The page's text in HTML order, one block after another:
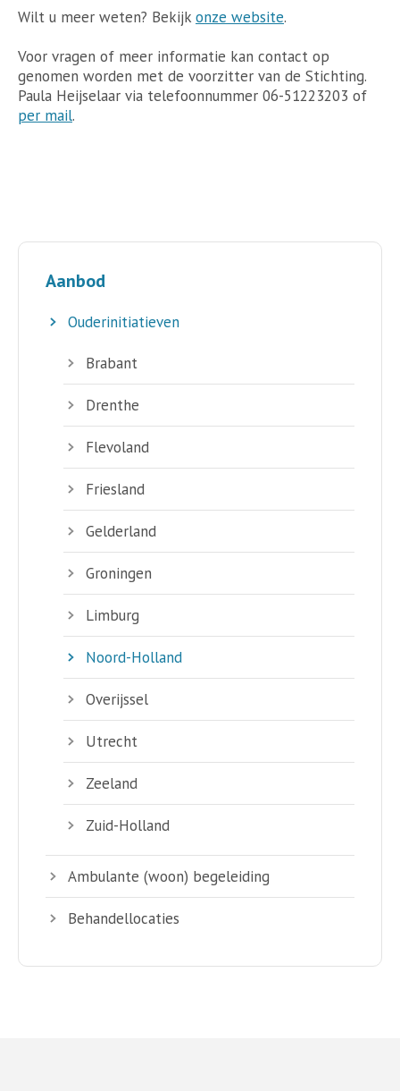
Aanbod
Ouderinitiatieven
Brabant
Drenthe
Flevoland
Friesland
Gelderland
Groningen
Limburg
Noord-Holland
Overijssel
Utrecht
Zeeland
Zuid-Holland
Ambulante (woon) begeleiding
Behandellocaties
Wilt u meer weten? Bekijk onze website.
Voor vragen of meer informatie kan contact op
genomen worden met de voorzitter van de Stichting.
Paula Heijselaar via telefoonnummer 06-51223203 of
per mail.